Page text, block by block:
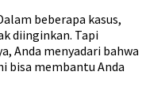
beberapa kasus,
diinginkan. Tapi
Anda menyadari bahwa
bisa membantu Anda